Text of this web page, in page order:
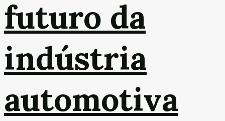
futuro da
indústria
automotiva